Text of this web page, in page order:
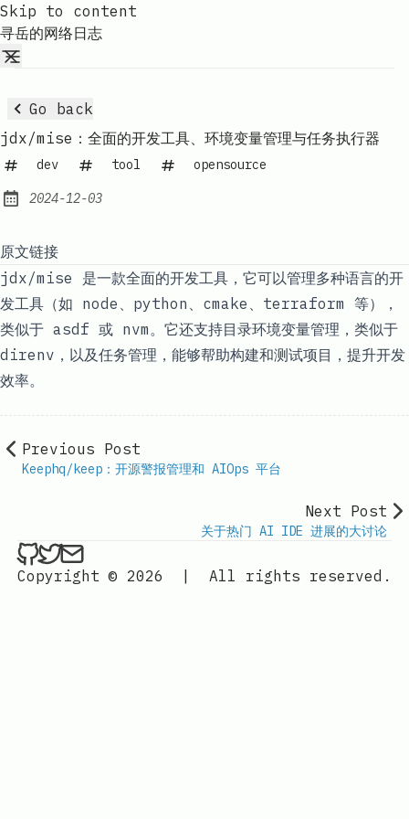
Skip to content
寻岳的网络日志
Go back
jdx/mise：全面的开发工具、环境变量管理与任务执行器
dev tool opensource
Published:
2024-12-03
原文链接
jdx/mise 是一款全面的开发工具，它可以管理多种语言的开
发工具（如 node、python、cmake、terraform 等），
类似于 asdf 或 nvm。它还支持目录环境变量管理，类似于
direnv，以及任务管理，能够帮助构建和测试项目，提升开发
效率。
Previous Post
Keephq/keep：开源警报管理和 AIOps 平台
Next Post
关于热门 AI IDE 进展的大讨论
ethan4768 on Github
ethan4768 on Twitter
Send an email to
Copyright © 2026
All rights reserved.